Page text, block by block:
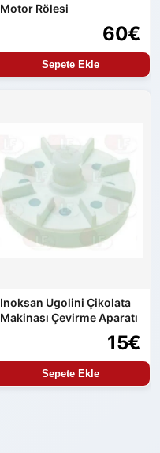
Motor Rölesi
60€
Sepete Ekle
Inoksan Ugolini Çikolata
Makinası Çevirme Aparatı
15€
Sepete Ekle